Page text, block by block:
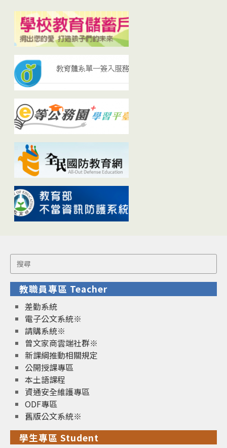
Search
for:
教職員專區 Teacher
差勤系統
電子公文系統※
請購系統※
曾文家商雲端社群※
新課綱推動相關規定
公開授課專區
本土語課程
資通安全維護專區
ODF專區
舊版公文系統※
學生專區 Student